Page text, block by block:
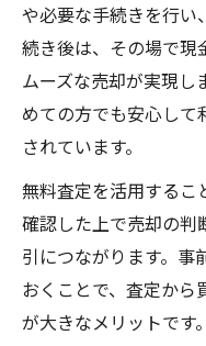
や必要な手続きを行い
続き後は、その場で現
ムーズな売却が実現し
めての方でも安心して
されています。
無料査定を活用するこ
確認した上で売却の判
引につながります。事
おくことで、査定から
が大きなメリットです。